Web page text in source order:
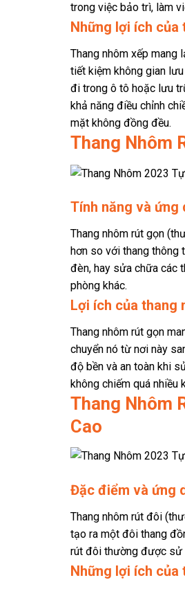
trong việc bảo trì, làm
Những lợi ích của
Thang nhôm xếp mang
tiết kiệm không gian
đi trong ô tô hoặc lưu
khả năng điều chỉnh
mặt không đồng đều.
Thang Nhôm
Tính năng và ứng
Thang nhôm rút gọn
hơn so với thang thông
đèn, hay sửa chữa các
phòng khác.
Lợi ích của thang
Thang nhôm rút gọn
chuyển nó từ nơi này
độ bền và an toàn khi
không chiếm quá nhiều
Thang Nhôm
Cao
Đặc điểm và ứng
Thang nhôm rút đôi
tạo ra một đôi thang
rút đôi thường được sử
Những lợi ích